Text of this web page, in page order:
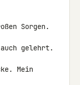
Sorgen.
gelehrt.
Mein